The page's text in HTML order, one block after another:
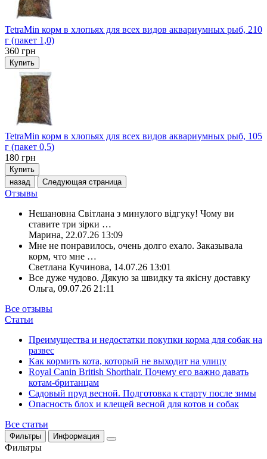
TetraMin корм в хлопьях для всех видов аквариумных рыб, 210
г (пакет 1,0)
360 грн
Купить
TetraMin корм в хлопьях для всех видов аквариумных рыб, 105
г (пакет 0,5)
180 грн
Купить
назад
Следующая страница
Отзывы
Нешановна Світлана з минулого відгуку! Чому ви
ставите три зірки …
Марина, 22.07.26 13:09
Мне не понравилось, очень долго ехало. Заказывала
корм, что мне …
Светлана Кучинова, 14.07.26 13:01
Все дуже чудово. Дякую за швидку та якісну доставку
Ольга, 09.07.26 21:11
Все отзывы
Статьи
Преимущества и недостатки покупки корма для собак на
развес
Как кормить кота, который не выходит на улицу
Royal Canin British Shorthair. Почему его важно давать
котам-британцам
Садовый пруд весной. Подготовка к старту после зимы
Опасность блох и клещей весной для котов и собак
Все статьи
Фильтры Информация
Фильтры